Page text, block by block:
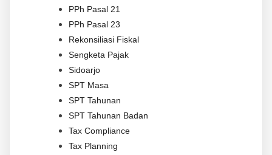
PPh Pasal 21
PPh Pasal 23
Rekonsiliasi Fiskal
Sengketa Pajak
Sidoarjo
SPT Masa
SPT Tahunan
SPT Tahunan Badan
Tax Compliance
Tax Planning